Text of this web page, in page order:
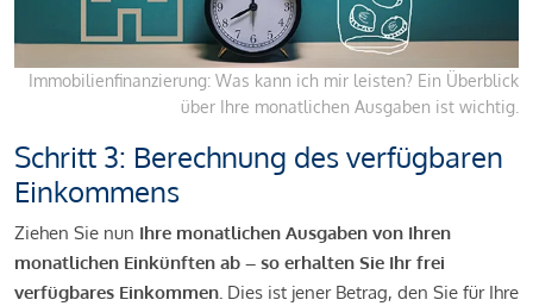
Immobilienfinanzierung: Was kann ich mir leisten? Ein Überblick
über Ihre monatlichen Ausgaben ist wichtig.
Schritt 3: Berechnung des verfügbaren
Einkommens
Ziehen Sie nun Ihre monatlichen Ausgaben von Ihren
monatlichen Einkünften ab – so erhalten Sie Ihr frei
verfügbares Einkommen. Dies ist jener Betrag, den Sie für Ihre